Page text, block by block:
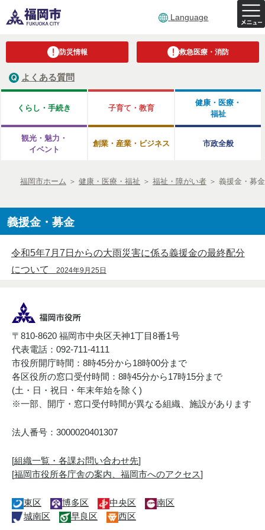
Language
防災情報 救急医療・消防
よくある質問
くらし・手続き 子育て・教育
健康・医療・
福祉
観光・魅力・
イベント
創業・産業・ビジネス 市政全般
福岡市ホーム ＞ 健康・医療・福祉 ＞ 福祉・障がい者 ＞ 義援金・募金
義援金・募金
令和5年7月7日からの大雨災害に係る義援金の最終配分
について
2024年9月25日
〒810-8620 福岡市中央区天神1丁目8番1号
代表電話：092-711-4111
市役所開庁時間：8時45分から18時00分まで
各区役所の窓口受付時間：8時45分から17時15分まで
(土・日・祝日・年末年始を除く)
※一部、開庁・窓口受付時間が異なる組織、施設があります
法人番号：3000020401307
[組織一覧・各課お問い合わせ先]
[福岡市役所各庁舎の案内、福岡市へのアクセス]
東区 博多区 中央区
南区
城南区
早良区 西区